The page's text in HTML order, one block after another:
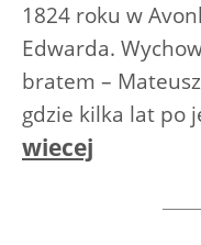
1824 roku w
Edwarda.
bratem –
gdzie kilka lat po
wiecej